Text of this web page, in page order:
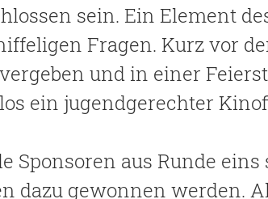
sein. Ein Element
Fragen. Kurz vor
und in einer
ein jugendgerechter
Sponsoren aus Runde
dazu gewonnen werden.